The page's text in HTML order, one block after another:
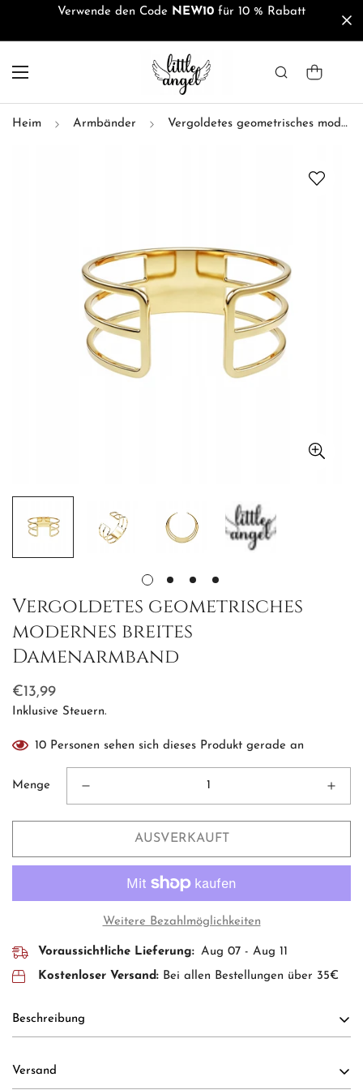
Verwende den Code NEW10 für 10 % Rabatt
Heim Armbänder Vergoldetes geometrisches modernes breites Damenarmband
Vergoldetes geometrisches
modernes breites
Damenarmband
Regulärer
Preis
€13,99
Inklusive Steuern.
10 Personen sehen sich dieses Produkt gerade an
Menge
AUSVERKAUFT
Weitere Bezahlmöglichkeiten
Voraussichtliche Lieferung: Aug 07 - Aug 11
Kostenloser Versand: Bei allen Bestellungen über 35€
Beschreibung
Versand